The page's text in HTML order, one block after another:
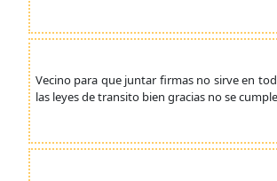
Vecino para que juntar firmas no sirve en
las leyes de transito bien gracias no se